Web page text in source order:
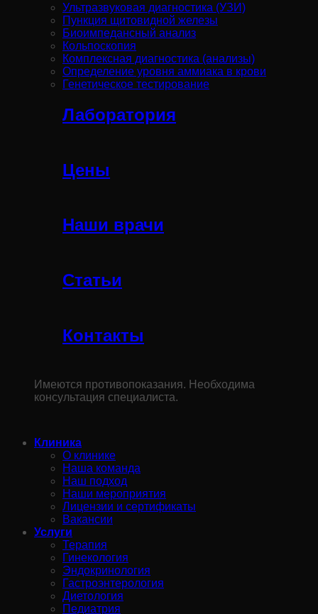
Ультразвуковая диагностика (УЗИ)
Пункция щитовидной железы
Биоимпедансный анализ
Кольпоскопия
Комплексная диагностика (анализы)
Определение уровня аммиака в крови
Генетическое тестирование
Лаборатория
Цены
Наши врачи
Статьи
Контакты
Имеются противопоказания. Необходима
консультация специалиста.
Клиника
О клинике
Наша команда
Наш подход
Наши мероприятия
Лицензии и сертификаты
Вакансии
Услуги
Терапия
Гинекология
Эндокринология
Гастроэнтерология
Диетология
Педиатрия